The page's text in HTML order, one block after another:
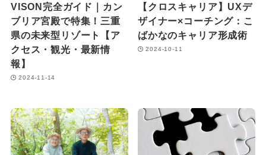
VISON完全ガイド｜カン
ブリア宮殿で特集！三重
県の未来型リゾート【ア
クセス・観光・最新情
報】
2024-11-14
【クロスキャリア】UXデ
ザイナー×コーチング：こ
ばかなのキャリア形成術
2024-10-11